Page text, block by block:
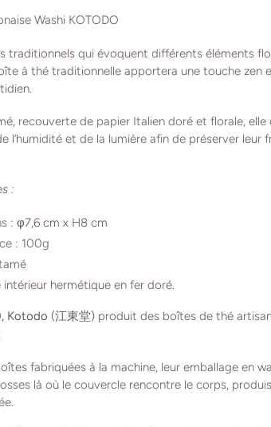
Washi KOTODO
traditionnels qui évoquent différents éléments
à thé traditionnelle apportera une touche zen
recouverte de papier Italien doré et florale, elle
l’humidité et de la lumière afin de préserver leur
:
: φ7,6 cm x H8 cm
: 100g
intérieur hermétique en fer doré.
Kotodo (江東堂) produit des boîtes de thé
fabriquées à la machine, leur emballage en
là où le couvercle rencontre le corps,